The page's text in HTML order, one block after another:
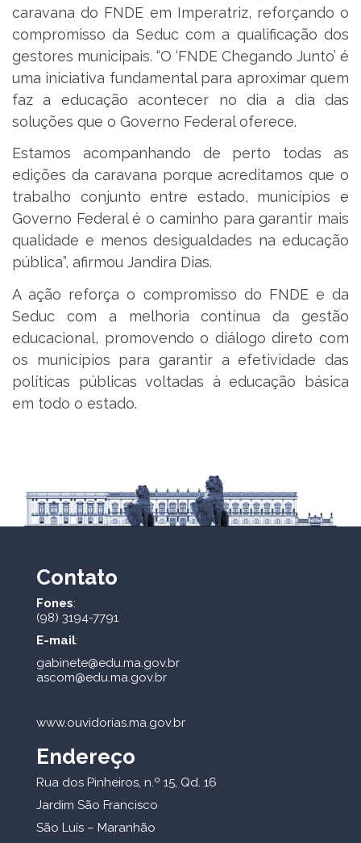
caravana do FNDE em Imperatriz, reforçando o
compromisso da Seduc com a qualificação dos
gestores municipais. “O ‘FNDE Chegando Junto’ é
uma iniciativa fundamental para aproximar quem
faz a educação acontecer no dia a dia das
soluções que o Governo Federal oferece.
Estamos acompanhando de perto todas as
edições da caravana porque acreditamos que o
trabalho conjunto entre estado, municípios e
Governo Federal é o caminho para garantir mais
qualidade e menos desigualdades na educação
pública”, afirmou Jandira Dias.
A ação reforça o compromisso do FNDE e da
Seduc com a melhoria contínua da gestão
educacional, promovendo o diálogo direto com
os municípios para garantir a efetividade das
políticas públicas voltadas à educação básica
em todo o estado.
Contato
Fones:
(98) 3194-7791
E-mail:
gabinete@edu.ma.gov.br
ascom@edu.ma.gov.br
www.ouvidorias.ma.gov.br
Endereço
Rua dos Pinheiros, n.º 15, Qd. 16
Jardim São Francisco
São Luís – Maranhão